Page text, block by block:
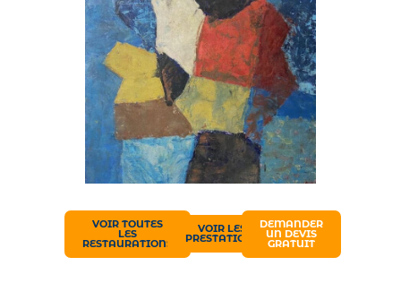
VOIR TOUTES
LES
RESTAURATIONS
VOIR LES
PRESTATIONS
DEMANDER
UN DEVIS
GRATUIT